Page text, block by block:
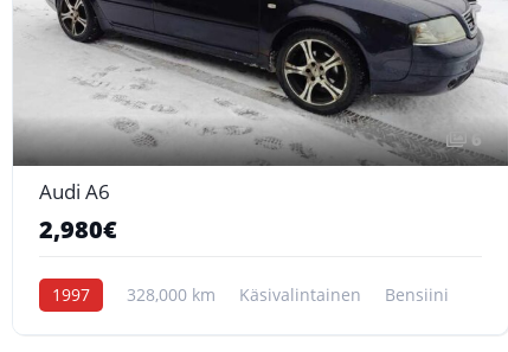
6
Audi A6
2,980€
1997 328,000 km Käsivalintainen Bensiini